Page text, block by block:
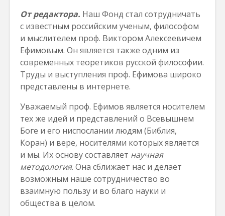
От редактора. Наш Фонд стал сотрудничать
с известным российским ученым, философом
и мыслителем проф. Виктором Алексеевичем
Ефимовым. Он является также одним из
современных теоретиков русской философии.
Труды и выступления проф. Ефимова широко
представлены в интернете.
Уважаемый проф. Ефимов является носителем
тех же идей и представлений о Всевышнем
Боге и его ниспослании людям (Библия,
Коран) и вере, носителями которых является
и мы. Их основу составляет научная
методология. Она сближает нас и делает
возможным наше сотрудничество во
взаимную пользу и во благо науки и
общества в целом.